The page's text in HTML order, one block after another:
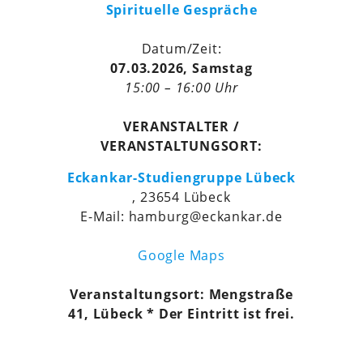
Spirituelle Gespräche
Datum/Zeit:
07.03.2026, Samstag
15:00 – 16:00 Uhr
VERANSTALTER /
VERANSTALTUNGSORT:
Eckankar-Studiengruppe Lübeck
, 23654 Lübeck
E-Mail: hamburg@eckankar.de
Google Maps
Veranstaltungsort: Mengstraße
41, Lübeck * Der Eintritt ist frei.